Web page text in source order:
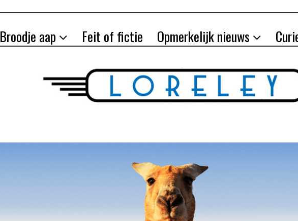
Broodje aap Feit of fictie Opmerkelijk nieuws